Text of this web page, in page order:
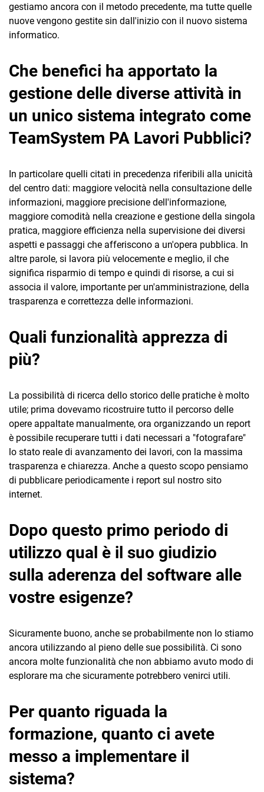
gestiamo ancora con il metodo precedente, ma tutte quelle
nuove vengono gestite sin dall'inizio con il nuovo sistema
informatico.
Che benefici ha apportato la
gestione delle diverse attività in
un unico sistema integrato come
TeamSystem PA Lavori Pubblici?
In particolare quelli citati in precedenza riferibili alla unicità
del centro dati: maggiore velocità nella consultazione delle
informazioni, maggiore precisione dell'informazione,
maggiore comodità nella creazione e gestione della singola
pratica, maggiore efficienza nella supervisione dei diversi
aspetti e passaggi che afferiscono a un'opera pubblica. In
altre parole, si lavora più velocemente e meglio, il che
significa risparmio di tempo e quindi di risorse, a cui si
associa il valore, importante per un'amministrazione, della
trasparenza e correttezza delle informazioni.
Quali funzionalità apprezza di
più?
La possibilità di ricerca dello storico delle pratiche è molto
utile; prima dovevamo ricostruire tutto il percorso delle
opere appaltate manualmente, ora organizzando un report
è possibile recuperare tutti i dati necessari a "fotografare"
lo stato reale di avanzamento dei lavori, con la massima
trasparenza e chiarezza. Anche a questo scopo pensiamo
di pubblicare periodicamente i report sul nostro sito
internet.
Dopo questo primo periodo di
utilizzo qual è il suo giudizio
sulla aderenza del software alle
vostre esigenze?
Sicuramente buono, anche se probabilmente non lo stiamo
ancora utilizzando al pieno delle sue possibilità. Ci sono
ancora molte funzionalità che non abbiamo avuto modo di
esplorare ma che sicuramente potrebbero venirci utili.
Per quanto riguada la
formazione, quanto ci avete
messo a implementare il
sistema?